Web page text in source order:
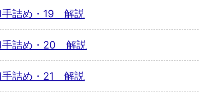
詰め・19 解説
詰め・20 解説
詰め・21 解説